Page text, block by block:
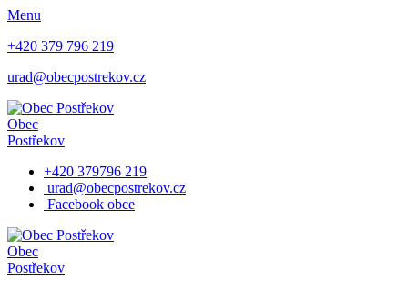
Menu
+420 379 796 219
urad@obecpostrekov.cz
Obec
Postřekov
+420 379796 219
urad@obecpostrekov.cz
Facebook​ obce
Obec
Postřekov